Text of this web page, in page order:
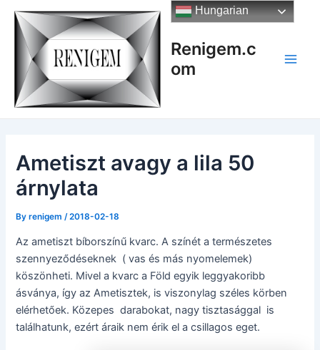
Skip
content
Renigem.c
om
Ametiszt avagy a lila 50
árnylata
Byrenigem /2018-02-18
Az ametiszt bíborszínű kvarc. A színét a természetes
szennyeződéseknek ( vas és más nyomelemek)
köszönheti. Mivel a kvarc a Föld egyik leggyakoribb
ásványa, így az Ametisztek, is viszonylag széles körben
elérhetőek. Közepes darabokat, nagy tisztasággal is
találhatunk, ezért áraik nem érik el a csillagos eget.
Hungarian